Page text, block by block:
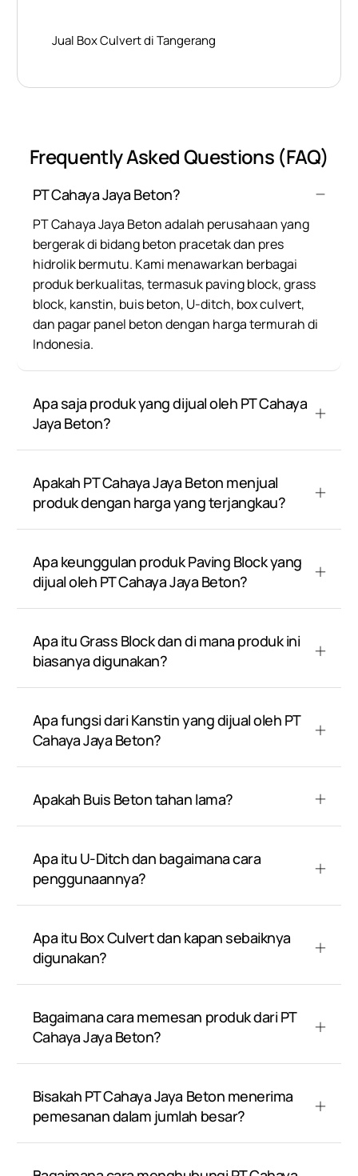
Jual Box Culvert di Tangerang
Frequently Asked Questions (FAQ)
PT Cahaya Jaya Beton?
PT Cahaya Jaya Beton adalah perusahaan yang
bergerak di bidang beton pracetak dan pres
hidrolik bermutu. Kami menawarkan berbagai
produk berkualitas, termasuk paving block, grass
block, kanstin, buis beton, U-ditch, box culvert,
dan pagar panel beton dengan harga termurah di
Indonesia.
Apa saja produk yang dijual oleh PT Cahaya
Jaya Beton?
Apakah PT Cahaya Jaya Beton menjual
produk dengan harga yang terjangkau?
Apa keunggulan produk Paving Block yang
dijual oleh PT Cahaya Jaya Beton?
Apa itu Grass Block dan di mana produk ini
biasanya digunakan?
Apa fungsi dari Kanstin yang dijual oleh PT
Cahaya Jaya Beton?
Apakah Buis Beton tahan lama?
Apa itu U-Ditch dan bagaimana cara
penggunaannya?
Apa itu Box Culvert dan kapan sebaiknya
digunakan?
Bagaimana cara memesan produk dari PT
Cahaya Jaya Beton?
Bisakah PT Cahaya Jaya Beton menerima
pemesanan dalam jumlah besar?